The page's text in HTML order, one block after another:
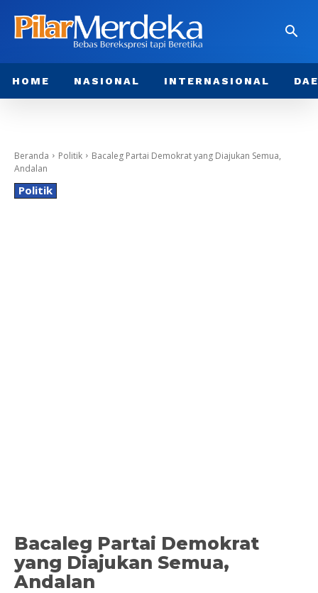
HOME NASIONAL INTERNASIONAL
Beranda Politik
Bacaleg Partai Demokrat yang Diajukan Semua,
Andalan
Politik
Bacaleg Partai Demokrat
yang Diajukan Semua,
Andalan